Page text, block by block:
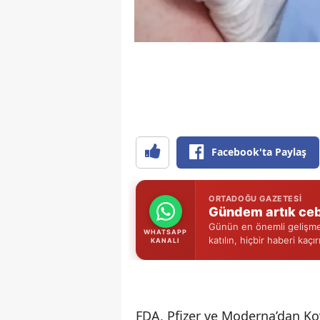
Facebook'ta Paylaş
WHATSAPP
KANALI
ORTADOĞU GAZETESI
Gündem artık
Günün en önemli
katılın, hiçbir haberi
FDA, Pfizer ve Moderna’dan